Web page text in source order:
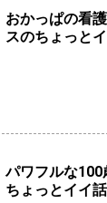
おかっぱの看
スのちょっと
パワフルな
ちょっとイイ話